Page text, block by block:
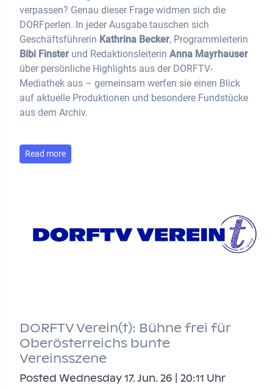
verpassen? Genau dieser Frage widmen sich die
DORFperlen. In jeder Ausgabe tauschen sich
Geschäftsführerin Kathrina Becker, Programmleiterin
Bibi Finster und Redaktionsleiterin Anna Mayrhauser
über persönliche Highlights aus der DORFTV-
Mediathek aus – gemeinsam werfen sie einen Blick
auf aktuelle Produktionen und besondere Fundstücke
aus dem Archiv.
Read more
DORFTV Verein(t): Bühne frei für
Oberösterreichs bunte
Vereinsszene
Posted Wednesday 17. Jun. 26 | 20:11 Uhr